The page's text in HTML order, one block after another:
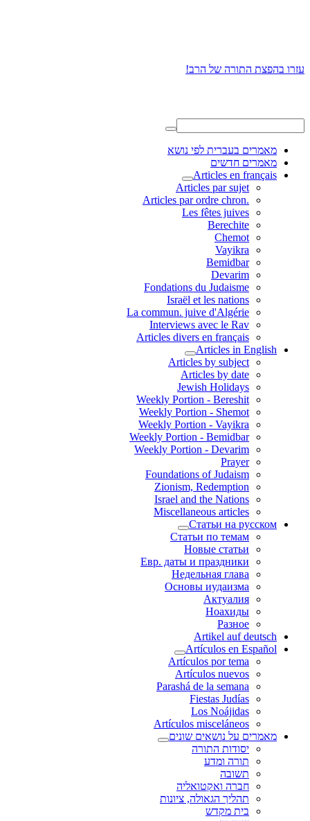
עזרו בהפצת התורה של הרב!
מאמרים בעברית לפי נושא
מאמרים חדשים
Articles en français
Articles par sujet
.Articles par ordre chron
Les fêtes juives
Berechite
Chemot
Vayikra
Bemidbar
Devarim
Fondations du Judaisme
Israël et les nations
La commun. juive d'Algérie
Interviews avec le Rav
Articles divers en français
Articles in English
Articles by subject
Articles by date
Jewish Holidays
Weekly Portion - Bereshit
Weekly Portion - Shemot
Weekly Portion - Vayikra
Weekly Portion - Bemidbar
Weekly Portion - Devarim
Prayer
Foundations of Judaism
Zionism, Redemption
Israel and the Nations
Miscellaneous articles
Статьи на русском
Статьи по темам
Новые статьи
Евр. даты и праздники
Недельная глава
Основы иудаизма
Актуалия
Ноахиды
Разное
Artikel auf deutsch
Artículos en Español
Artículos por tema
Artículos nuevos
Parashá de la semana
Fiestas Judías
Los Noájidas
Artículos misceláneos
מאמרים על נושאים שונים
יסודות התורה
תורה ומדע
תשובה
חברה ואקטואליה
תהליך הגאולה, ציונות
בית מקדש